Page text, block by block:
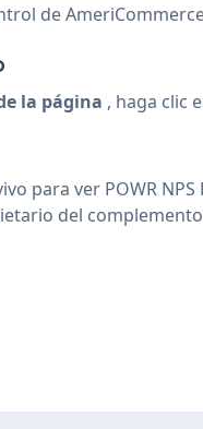
de
la página , haga clic
para ver POWR
del